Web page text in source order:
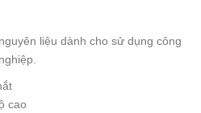
liệu dành cho sử dụng công
cao